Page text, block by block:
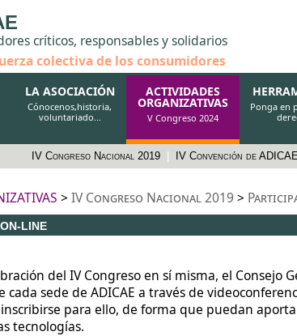
críticos, responsables y solidarios
colectiva de los consumidores
LA ASOCIACIÓN
Cónocenos,historia,
voluntariado...
ACTIVIDADES
ORGANIZATIVAS
V Congreso 2024
IV Congreso Nacional 2019 IV Convención de
Ponga en
>IV Congreso Nacional 2019 >
LINE
del IV Congreso en sí misma, el Consejo
cada sede de ADICAE a través de
para ello, de forma que puedan
tecnologías.